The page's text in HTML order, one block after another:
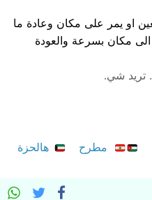
او يمر على مكان وعادة ما
مكان بسرعة والعودة
تريد شي.
مطرح هالحزة